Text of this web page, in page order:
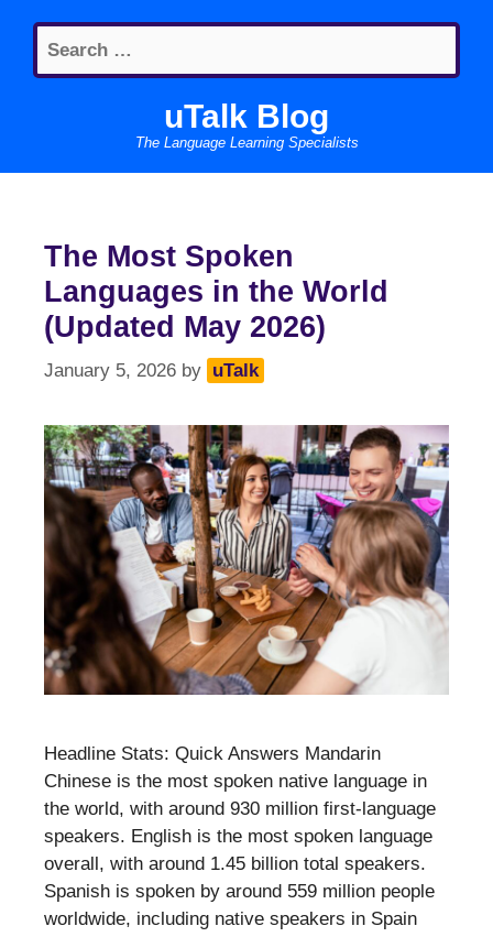
content
Search
for:
uTalk Blog
The Language Learning Specialists
The Most Spoken
Languages in the World
(Updated May 2026)
January 5, 2026 by uTalk
Headline Stats: Quick Answers Mandarin
Chinese is the most spoken native language in
the world, with around 930 million first-language
speakers. English is the most spoken language
overall, with around 1.45 billion total speakers.
Spanish is spoken by around 559 million people
worldwide, including native speakers in Spain